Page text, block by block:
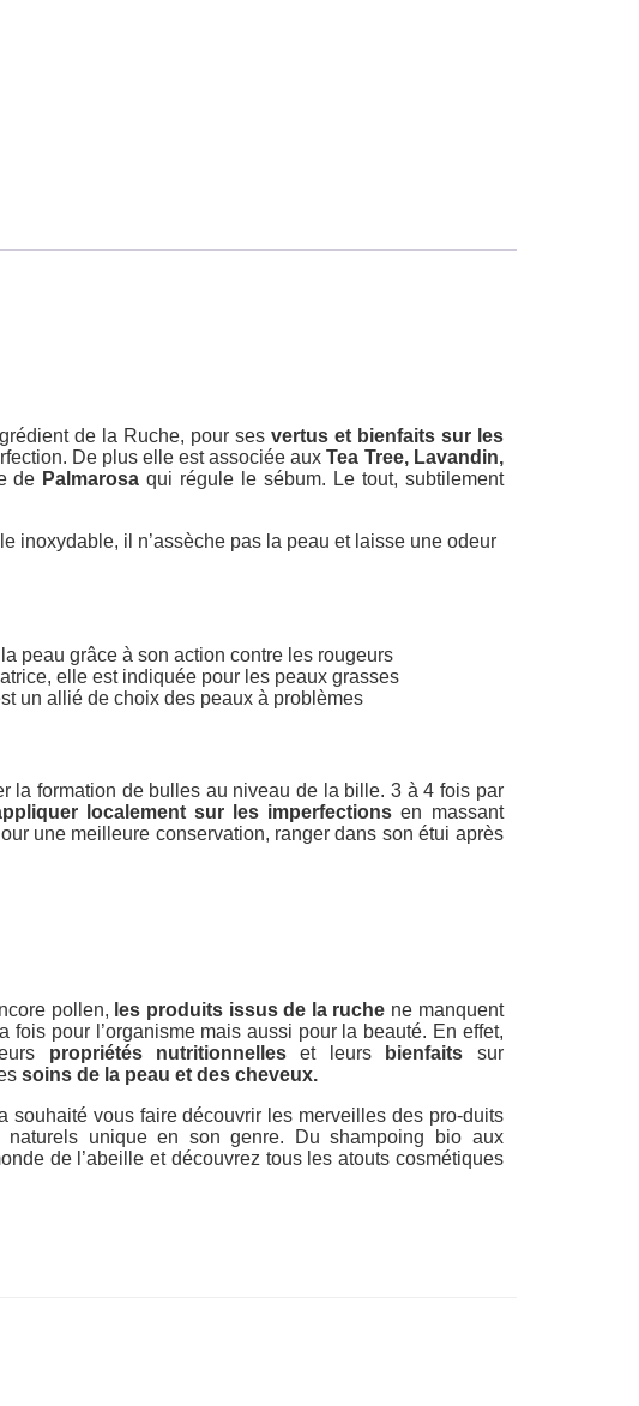
de la Ruche, pour ses vertus et bienfaits sur les
De plus elle est associée aux Tea Tree, Lavandin,
de Palmarosa qui régule le sébum. Le tout, subtilement
inoxydable, il n’assèche pas la peau et laisse une odeur
peau grâce à son action contre les rougeurs
elle est indiquée pour les peaux grasses
un allié de choix des peaux à problèmes
la formation de bulles au niveau de la bille. 3 à 4 fois par
localement sur les imperfections en massant
une meilleure conservation, ranger dans son étui après
pollen, les produits issus de la ruche ne manquent
fois pour l’organisme mais aussi pour la beauté. En effet,
propriétés nutritionnelles et leurs bienfaits sur
soins de la peau et des cheveux.
souhaité vous faire découvrir les merveilles des pro-duits
unique en son genre. Du shampoing bio aux
de l’abeille et découvrez tous les atouts cosmétiques